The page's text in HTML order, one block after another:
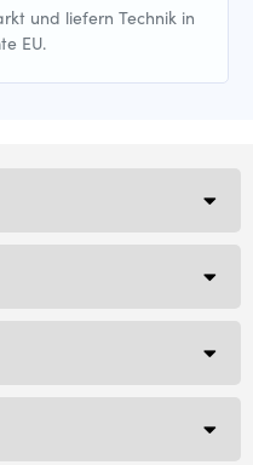
und liefern Technik in
EU.